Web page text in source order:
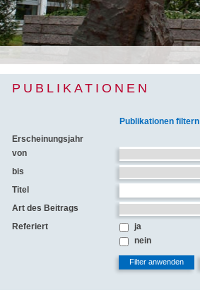
PUBLIKATIONEN
Publikationen filtern
Erscheinungsjahr
von
bis
Titel
Art des Beitrags
Referiert
ja
nein